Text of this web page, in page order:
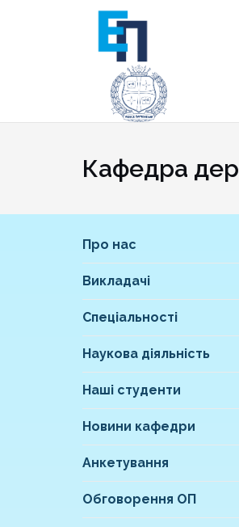
Кафедра
Про нас
Викладачі
Спеціальності
Наукова діяльність
Наші студенти
Новини кафедри
Анкетування
Обговорення ОП